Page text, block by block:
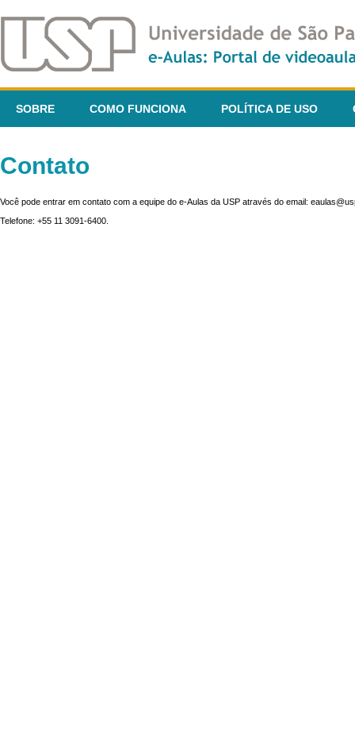
SOBRE COMO FUNCIONA POLÍTICA DE USO
Contato
Você pode entrar em contato com a equipe do e-Aulas da USP através do email:
Telefone: +55 11 3091-6400.